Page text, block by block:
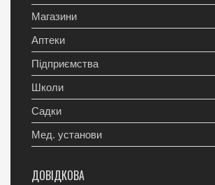
Магазини
Аптеки
Підприємства
Школи
Садки
Мед. установи
ДОВІДКОВА